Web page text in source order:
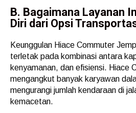
B. Bagaimana Layanan
Diri dari Opsi
Keunggulan Hiace Commuter
terletak pada kombinasi antara
kenyamanan, dan efisiensi. Hiace
mengangkut banyak karyawan
mengurangi jumlah kendaraan di
kemacetan.